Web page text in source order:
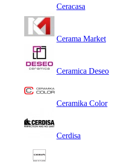
Ceracasa
Cerama Market
Ceramica Deseo
Ceramika Color
Cerdisa